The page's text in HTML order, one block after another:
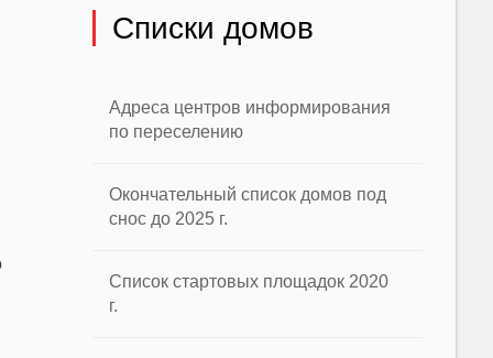
Списки домов
Адреса центров информирования
по переселению
Окончательный список домов под
снос до 2025 г.
Список стартовых площадок 2020
г.